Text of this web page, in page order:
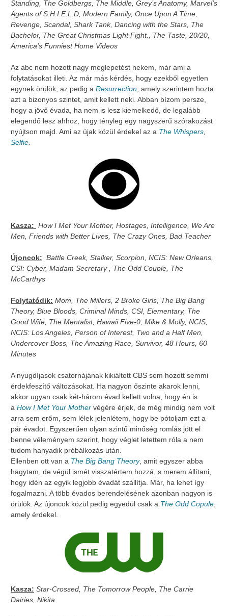
Standing, The Goldbergs, The Middle, Grey’s Anatomy, Marvel’s
Agents of S.H.I.E.L.D, Modern Family, Once Upon A Time,
Revenge, Scandal, Shark Tank, Dancing with the Stars, The
Bachelor, The Great Christmas Light Fight., The Taste, 20/20,
America’s Funniest Home Videos
Az abc nem hozott nagy meglepetést nekem, már ami a
folytatásokat illeti. Az már más kérdés, hogy ezekből egyetlen
egynek örülök, az pedig a Resurrection, amely szerintem hozta
azt a bizonyos szintet, amit kellett neki. Abban bízom persze,
hogy a jövő évada, ha nem is lesz kiemelkedő, de legalább
elegendő lesz ahhoz, hogy tényleg egy nagyszerű szórakozást
nyújtson majd. Ami az újak közül érdekel az a The Whispers,
Selfie.
Kasza: How I Met Your Mother, Hostages, Intelligence, We Are
Men, Friends with Better Lives, The Crazy Ones, Bad Teacher
Újoncok: Battle Creek, Stalker, Scorpion, NCIS: New Orleans,
CSI: Cyber, Madam Secretary , The Odd Couple, The
McCarthys
Folytatódik: Mom, The Millers, 2 Broke Girls, The Big Bang
Theory, Blue Bloods, Criminal Minds, CSI, Elementary, The
Good Wife, The Mentalist, Hawaii Five-0, Mike & Molly, NCIS,
NCIS: Los Angeles, Person of Interest, Two and a Half Men,
Undercover Boss, The Amazing Race, Survivor, 48 Hours, 60
Minutes
A nyugdíjasok csatornájának kikiáltott CBS sem hozott semmi
érdekfeszítő változásokat. Ha nagyon őszinte akarok lenni,
akkor ugyan csak két-három évad kellett volna, hogy én is
a How I Met Your Mother végére érjek, de még mindig nem volt
arra sem erőm, sem lélek jelenlétem, hogy be pótoljam ezt a
pár évadot. Egyszerűen olyan szintű minőség romlás jött el
benne véleményem szerint, hogy véglet letettem róla a nem
tudom hanyadik próbálkozás után.
Ellenben ott van a The Big Bang Theory, amit egyszer abba
hagytam, de végül ismét visszatértem hozzá, s merem állítani,
hogy idén az egyik legjobb évadát szállítja. Már, ha lehet így
fogalmazni. A több évados berendelésének azonban nagyon is
örülök. Az újoncok közül pedig egyedül csak a The Odd Copule,
amely érdekel.
Kasza: Star-Crossed, The Tomorrow People, The Carrie
Dairies, Nikita